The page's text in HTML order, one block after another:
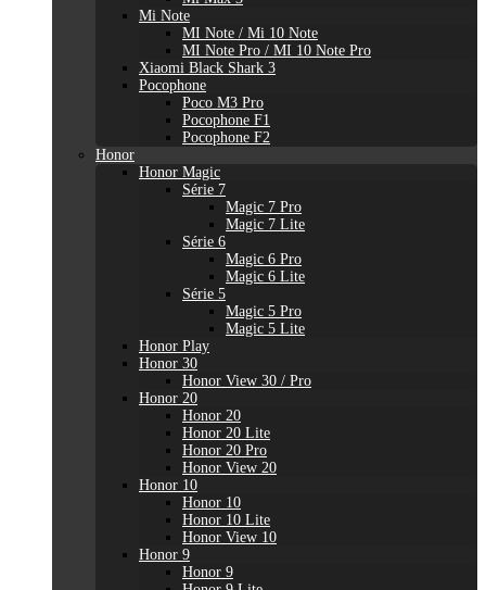
Mi Note
MI Note / Mi 10 Note
MI Note Pro / MI 10 Note Pro
Xiaomi Black Shark 3
Pocophone
Poco M3 Pro
Pocophone F1
Pocophone F2
Honor
Honor Magic
Série 7
Magic 7 Pro
Magic 7 Lite
Série 6
Magic 6 Pro
Magic 6 Lite
Série 5
Magic 5 Pro
Magic 5 Lite
Honor Play
Honor 30
Honor View 30 / Pro
Honor 20
Honor 20
Honor 20 Lite
Honor 20 Pro
Honor View 20
Honor 10
Honor 10
Honor 10 Lite
Honor View 10
Honor 9
Honor 9